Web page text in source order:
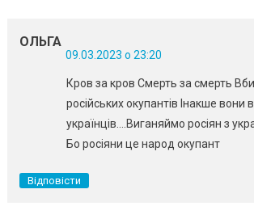
ОЛЬГА
09.03.2023 о 23:20
Кров за кров Смерть за смерть
російських окупантів Інакше вони
українців….Виганяймо росіян з
Бо росіяни це народ окупант
Відповісти